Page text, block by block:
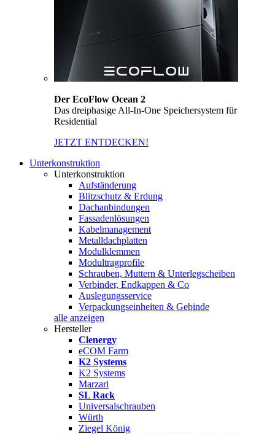
Der EcoFlow Ocean 2
Das dreiphasige All-In-One Speichersystem für
Residential
JETZT ENTDECKEN!
Unterkonstruktion
Unterkonstruktion
Aufständerung
Blitzschutz & Erdung
Dachanbindungen
Fassadenlösungen
Kabelmanagement
Metalldachplatten
Modulklemmen
Modultragprofile
Schrauben, Muttern & Unterlegscheiben
Verbinder, Endkappen & Co
Auslegungsservice
Verpackungseinheiten & Gebinde
alle anzeigen
Hersteller
Clenergy
eCOM Farm
K2 Systems
K2 Systems
Marzari
SL Rack
Universalschrauben
Würth
Ziegel König